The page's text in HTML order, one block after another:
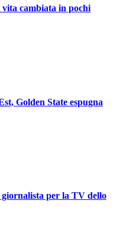
cambiata in pochi
Golden State espugna
per la TV dello